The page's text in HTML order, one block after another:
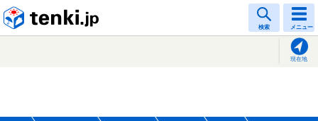
検索 メニュー
現在地